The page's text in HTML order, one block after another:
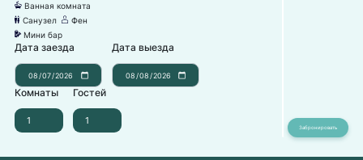
넸 Ванная комната
댃 Санузел 덶 Фен
넕 Мини бар
Дата заезда Дата выезда
Комнаты Гостей